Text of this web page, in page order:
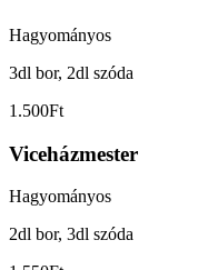
Hagyományos
3dl bor, 2dl szóda
1.500Ft
Viceházmester
Hagyományos
2dl bor, 3dl szóda